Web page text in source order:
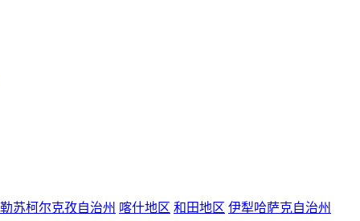
苏柯尔克孜自治州 喀什地区 和田地区 伊犁哈萨克自治州